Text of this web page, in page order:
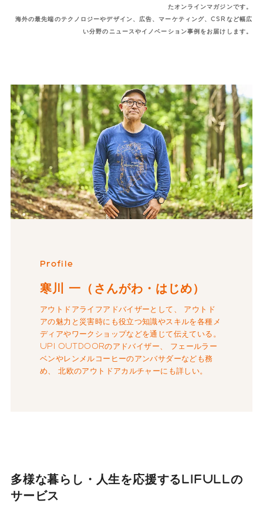
たオンラインマガジンです。
海外の最先端のテクノロジーやデザイン、広告、マーケティング、CSRなど幅広
い分野のニュースやイノベーション事例をお届けします。
Profile
寒川 一（さんがわ・はじめ）
アウトドアライフアドバイザーとして、 アウトド
アの魅力と災害時にも役立つ知識やスキルを各種メ
ディアやワークショップなどを通じて伝えている。
UPI OUTDOORのアドバイザー、 フェールラー
ベンやレンメルコーヒーのアンバサダーなども務
め、 北欧のアウトドアカルチャーにも詳しい。
多様な暮らし・人生を応援するLIFULLの
サービス